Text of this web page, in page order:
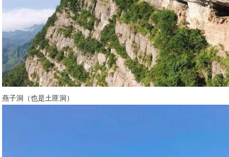
燕子洞（也是土匪洞）